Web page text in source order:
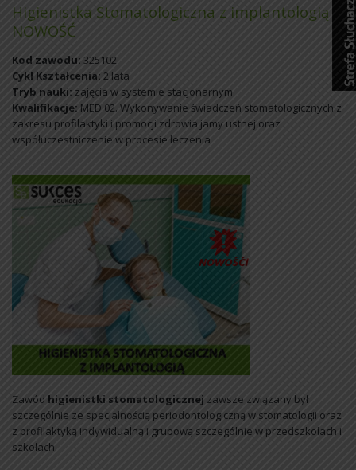
Higienistka Stomatologiczna z implantologią
NOWOŚĆ
Kod zawodu: 325102
Cykl Kształcenia: 2 lata
Tryb nauki: zajęcia w systemie stacjonarnym
Kwalifikacje: MED.02. Wykonywanie świadczeń stomatologicznych z
zakresu profilaktyki i promocji zdrowia jamy ustnej oraz
współuczestniczenie w procesie leczenia
Zawód higienistki stomatologicznej zawsze związany był
szczególnie ze specjalnością periodontologiczną w stomatologii oraz
z profilaktyką indywidualną i grupową szczególnie w przedszkolach i
szkołach.